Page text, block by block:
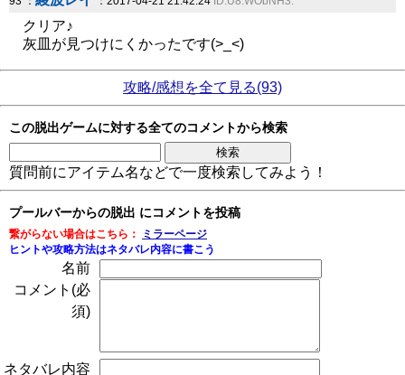
クリア♪
灰皿が見つけにくかったです(>_<)
攻略/感想を全て見る(93)
この脱出ゲームに対する全てのコメントから検索
質問前にアイテム名などで一度検索してみよう！
プールバーからの脱出 にコメントを投稿
繋がらない場合はこちら：
ミラーページ
ヒントや攻略方法はネタバレ内容に書こう
名前
コメント(必
須)
ネタバレ内容